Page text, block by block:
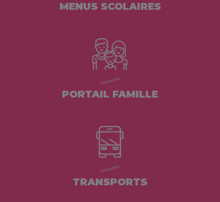
MENUS SCOLAIRES
PORTAIL FAMILLE
TRANSPORTS